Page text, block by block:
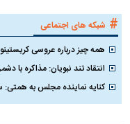
# شبکه های اجتماعی
همه چیز درباره عروسی
انتقاد تند نبویان: مذاکره با
کنایه نماینده مجلس به همتی: